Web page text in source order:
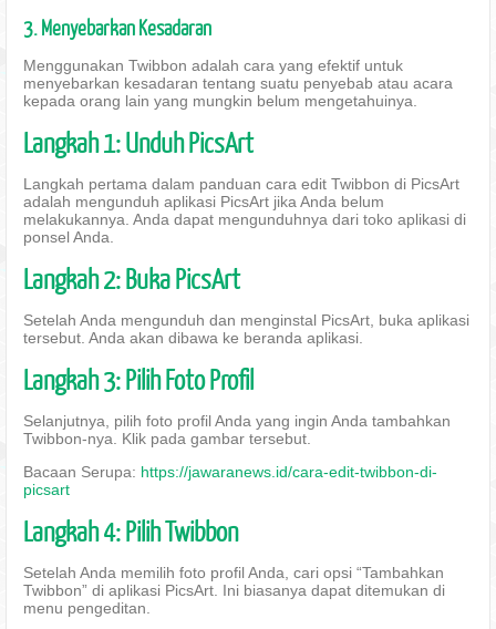
3. Menyebarkan Kesadaran
Menggunakan Twibbon adalah cara yang efektif untuk
menyebarkan kesadaran tentang suatu penyebab atau acara
kepada orang lain yang mungkin belum mengetahuinya.
Langkah 1: Unduh PicsArt
Langkah pertama dalam panduan cara edit Twibbon di PicsArt
adalah mengunduh aplikasi PicsArt jika Anda belum
melakukannya. Anda dapat mengunduhnya dari toko aplikasi di
ponsel Anda.
Langkah 2: Buka PicsArt
Setelah Anda mengunduh dan menginstal PicsArt, buka aplikasi
tersebut. Anda akan dibawa ke beranda aplikasi.
Langkah 3: Pilih Foto Profil
Selanjutnya, pilih foto profil Anda yang ingin Anda tambahkan
Twibbon-nya. Klik pada gambar tersebut.
Bacaan Serupa: https://jawaranews.id/cara-edit-twibbon-di-
picsart
Langkah 4: Pilih Twibbon
Setelah Anda memilih foto profil Anda, cari opsi “Tambahkan
Twibbon” di aplikasi PicsArt. Ini biasanya dapat ditemukan di
menu pengeditan.